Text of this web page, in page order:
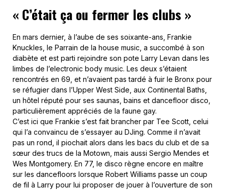
« C’était ça ou fermer les clubs »
En mars dernier, à l’aube de ses soixante-ans, Frankie
Knuckles, le Parrain de la house music, a succombé à son
diabète et est parti rejoindre son pote Larry Levan dans les
limbes de l’electronic body music. Les deux s’étaient
rencontrés en 69, et n’avaient pas tardé à fuir le Bronx pour
se réfugier dans l’Upper West Side, aux Continental Baths,
un hôtel réputé pour ses saunas, bains et dancefloor disco,
particulièrement appréciés de la faune gay.
C’est ici que Frankie s’est fait brancher par Tee Scott, celui
qui l’a convaincu de s’essayer au DJing. Comme il n’avait
pas un rond, il piochait alors dans les bacs du club et de sa
sœur des trucs de la Motown, mais aussi Sergio Mendes et
Wes Montgomery. En 77, le disco règne encore en maître
sur les dancefloors lorsque Robert Williams passe un coup
de fil à Larry pour lui proposer de jouer à l’ouverture de son